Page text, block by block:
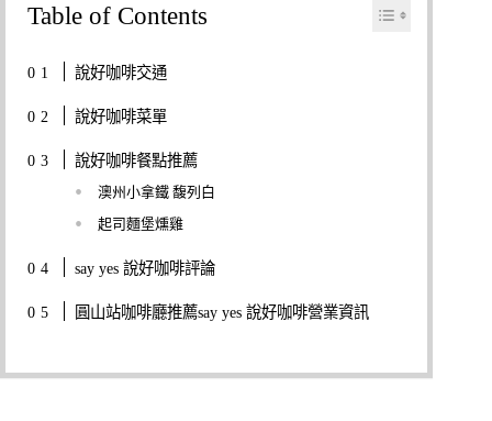
Table of Contents
說好咖啡交通
說好咖啡菜單
說好咖啡餐點推薦
澳州小拿鐵 馥列白
起司麵堡燻雞
say yes 說好咖啡評論
圓山站咖啡廳推薦say yes 說好咖啡營業資訊